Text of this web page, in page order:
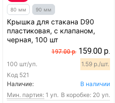
80 мм 90 мм
Крышка для стакана D90
пластиковая, с клапаном,
черная, 100 шт
197.00 р. 159.00 р.
Код 521
100 шт/уп. 1.59 р./шт.
Наличие:
В наличии
Мин. партия: 1 уп. В коробке: 20 уп.